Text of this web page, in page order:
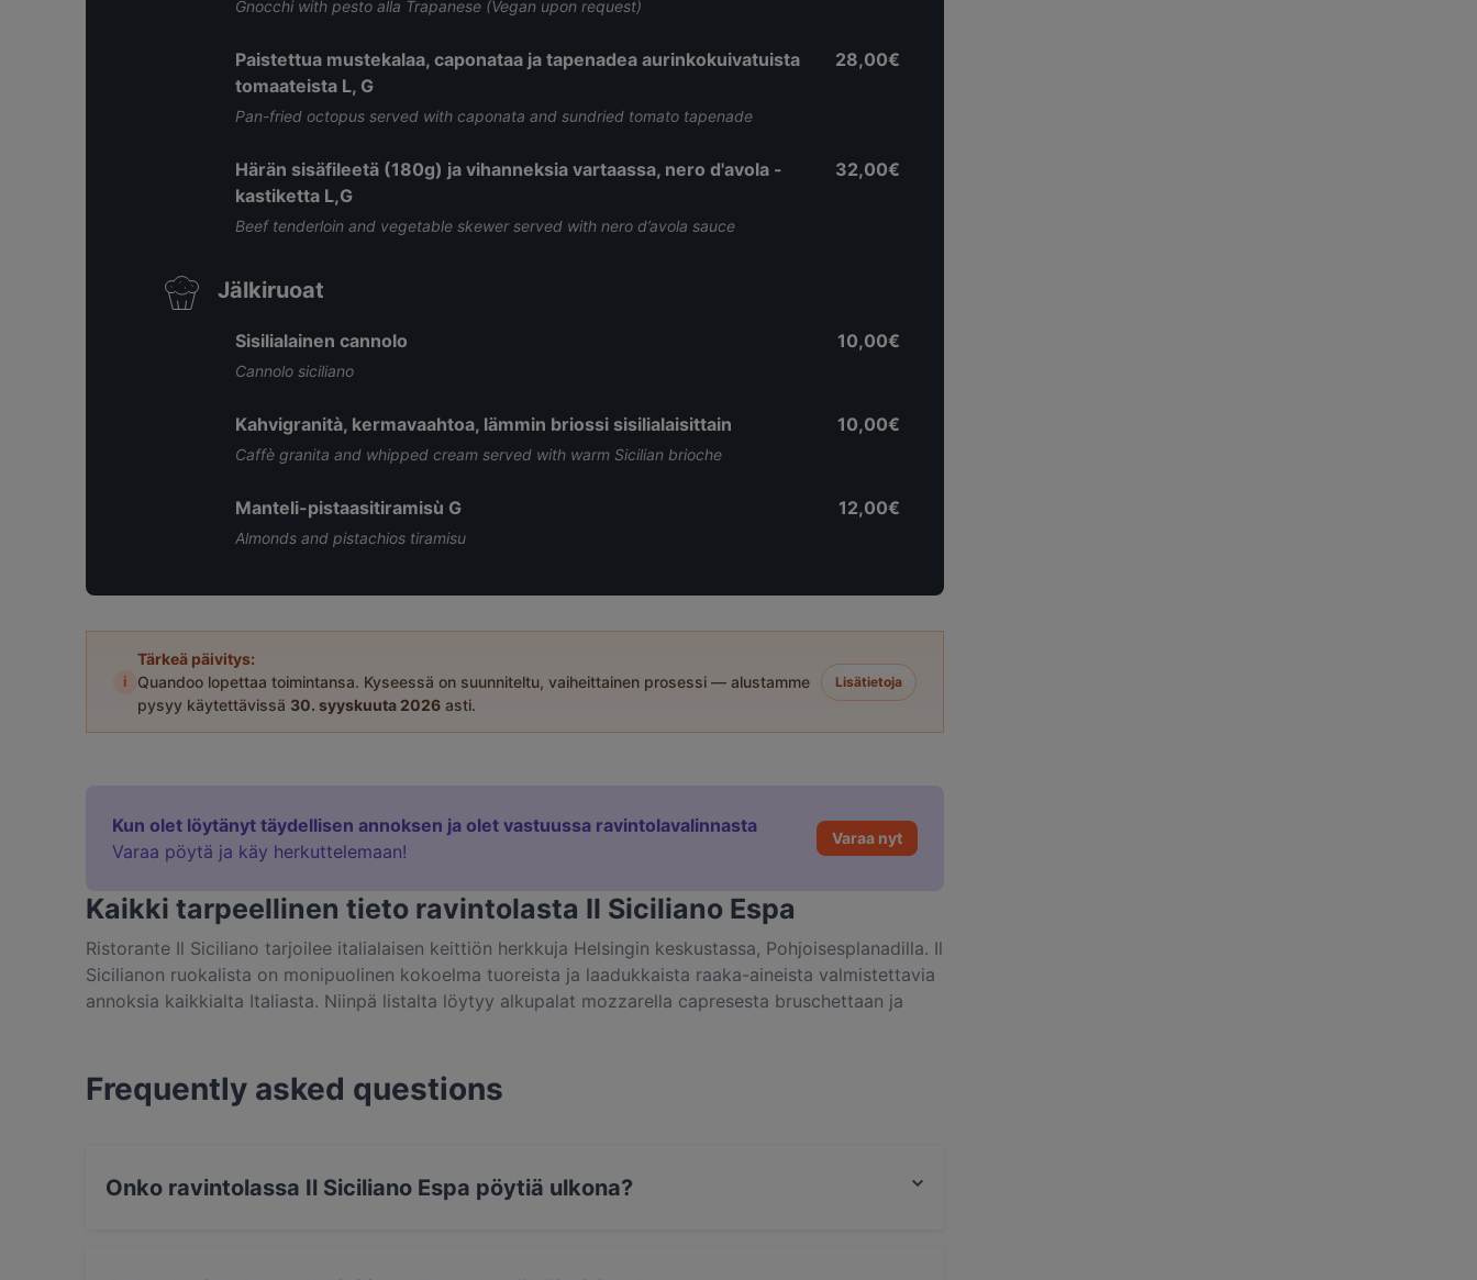
Gnocchi with pesto alla Trapanese (Vegan upon request)
Paistettua mustekalaa, caponataa ja tapenadea aurinkokuivatuista
tomaateista L, G
Pan-fried octopus served with caponata and sundried tomato tapenade
28,00€
Härän sisäfileetä (180g) ja vihanneksia vartaassa, nero d'avola -
kastiketta L,G
Beef tenderloin and vegetable skewer served with nero d’avola sauce
32,00€
Jälkiruoat
Sisilialainen cannolo
Cannolo siciliano
10,00€
Kahvigranità, kermavaahtoa, lämmin briossi sisilialaisittain
Caffè granita and whipped cream served with warm Sicilian brioche
10,00€
Manteli-pistaasitiramisù G
Almonds and pistachios tiramisu
12,00€
i
Tärkeä päivitys:
Quandoo lopettaa toimintansa. Kyseessä on suunniteltu, vaiheittainen prosessi — alustamme
pysyy käytettävissä 30. syyskuuta 2026 asti.
Lisätietoja
Kun olet löytänyt täydellisen annoksen ja olet vastuussa ravintolavalinnasta
Varaa pöytä ja käy herkuttelemaan!
Varaa nyt
Kaikki tarpeellinen tieto ravintolasta Il Siciliano Espa
Ristorante Il Siciliano tarjoilee italialaisen keittiön herkkuja Helsingin keskustassa, Pohjoisesplanadilla. Il
Sicilianon ruokalista on monipuolinen kokoelma tuoreista ja laadukkaista raaka-aineista valmistettavia
annoksia kaikkialta Italiasta. Niinpä listalta löytyy alkupalat mozzarella capresesta bruschettaan ja
tietenkin klassisia jälkiruokia tiramisusta pannacottaan. Il Siciliano houkuttelee paitsi poikkeamaan
yhden annoksen maittavalla lounaalla, myös nauttimaan pitkään kokonaisvaltaisella illallisella. Nimeään
Frequently asked questions
Onko ravintolassa Il Siciliano Espa pöytiä ulkona?